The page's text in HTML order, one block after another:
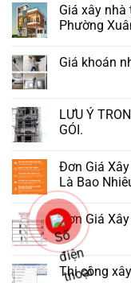
Giá xây nhà
Phường
Giá khoán
LƯU Ý
GÓI.
Đơn Giá
Là Bao
Đơn Giá
Thi công